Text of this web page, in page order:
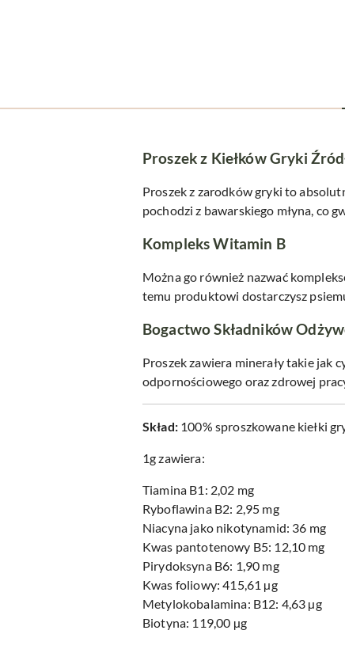
Proszek z Kiełków Gryki
Proszek z zarodków gryki to
pochodzi z bawarskiego młyna, co
Kompleks Witamin B
Można go również nazwać
temu produktowi dostarczysz
Bogactwo Składników
Proszek zawiera minerały takie jak
odpornościowego oraz zdrowej
Skład: 100% sproszkowane kiełki
1g zawiera:
Tiamina B1: 2,02 mg
Ryboflawina B2: 2,95 mg
Niacyna jako nikotynamid: 36 mg
Kwas pantotenowy B5: 12,10 mg
Pirydoksyna B6: 1,90 mg
Kwas foliowy: 415,61 µg
Metylokobalamina: B12: 4,63 µg
Biotyna: 119,00 µg